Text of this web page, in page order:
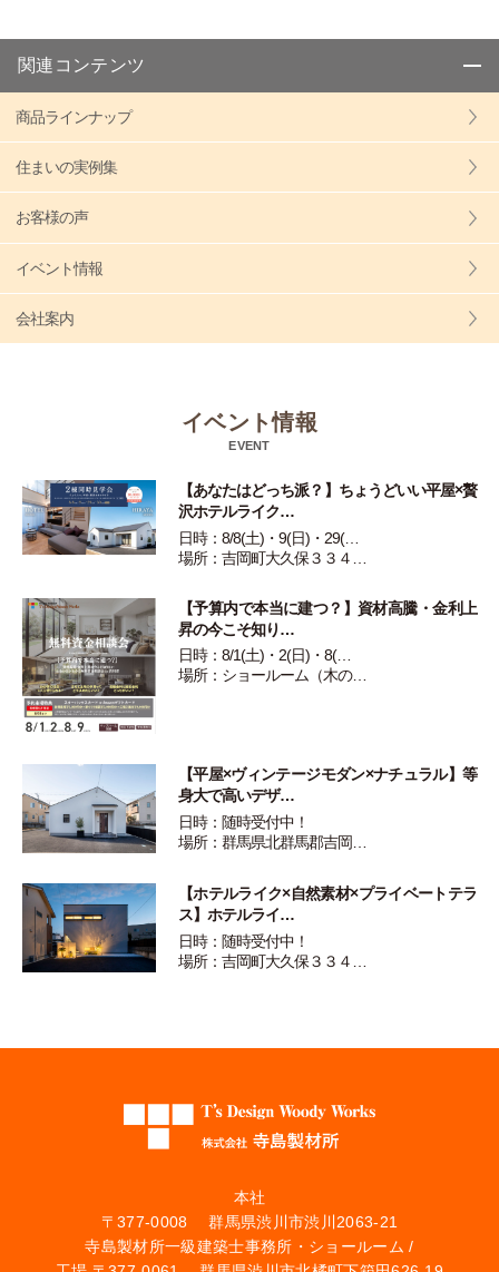
関連コンテンツ
商品ラインナップ
住まいの実例集
お客様の声
イベント情報
会社案内
イベント情報
EVENT
【あなたはどっち派？】ちょうどいい平屋×贅
沢ホテルライク…
日時：8/8(土)・9(日)・29(…
場所：吉岡町大久保３３４…
【予算内で本当に建つ？】資材高騰・金利上
昇の今こそ知り…
日時：8/1(土)・2(日)・8(…
場所：ショールーム（木の…
【平屋×ヴィンテージモダン×ナチュラル】等
身大で高いデザ…
日時：随時受付中！
場所：群馬県北群馬郡吉岡…
【ホテルライク×自然素材×プライベートテラ
ス】ホテルライ…
日時：随時受付中！
場所：吉岡町大久保３３４…
本社
〒377-0008 群馬県渋川市渋川2063-21
寺島製材所一級建築士事務所・ショールーム /